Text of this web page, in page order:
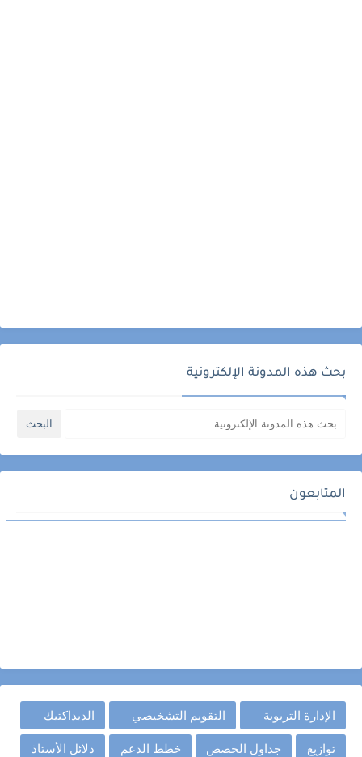
بحث هذه المدونة الإلكترونية
المتابعون
الإدارة التربوية التقويم التشخيصي الديداكتيك
توازيع جداول الحصص خطط الدعم دلائل الأستاذ